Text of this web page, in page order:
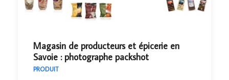
Magasin de producteurs et épicerie en
Savoie : photographe packshot
PRODUIT